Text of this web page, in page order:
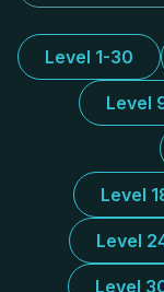
Level 1-30
Level
Level
Level
Level